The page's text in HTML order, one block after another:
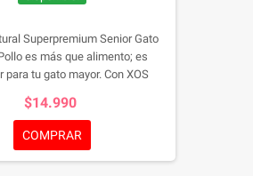
Superpremium Senior Gato
es más que alimento; es
para tu gato mayor. Con XOS
del escaramujo y control de
Mascotas, donde la salud y
tu mascota son primordiales.
$14.990
COMPRAR